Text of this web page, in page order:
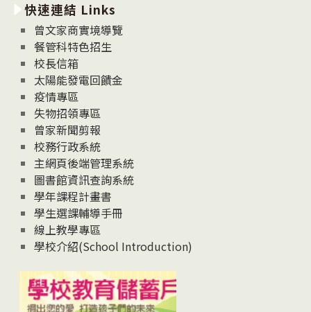
消
息
News
快速連結 Links
曾文家商實境導覽
餐管科特色招生
校長信箱
太陽能發電回饋金
疫情專區
失物招領專區
曾家新聞剪報
校務行政系統
主網頁後端管理系統
圖書館資訊查詢系統
學年課程計畫書
學生選課輔導手冊
線上教學專區
學校介紹(School Introduction)